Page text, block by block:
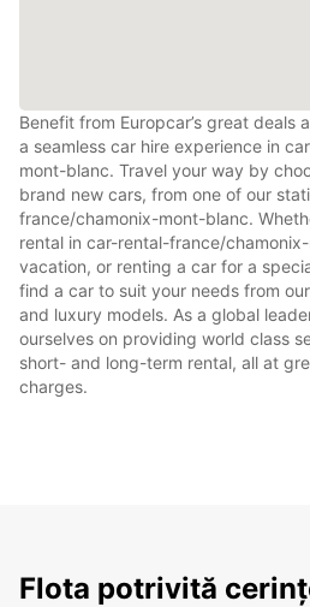
Benefit from Europcar’s great deals
a seamless car hire experience in
mont-blanc. Travel your way by
brand new cars, from one of our
france/chamonix-mont-blanc.
rental in car-rental-france/
vacation, or renting a car for a
find a car to suit your needs from
and luxury models. As a global
ourselves on providing world class
short- and long-term rental, all at
charges.
Flota potrivită